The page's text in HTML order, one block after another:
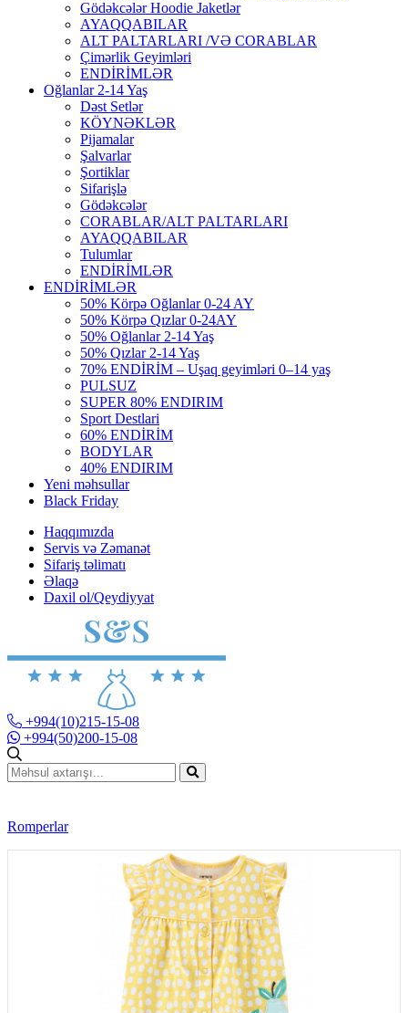
Gödəkcələr Hoodie Jaketlər
AYAQQABILAR
ALT PALTARLARI /VƏ CORABLAR
Çimərlik Geyimləri
ENDİRİMLƏR
Oğlanlar 2-14 Yaş
Dəst Setlər
KÖYNƏKLƏR
Pijamalar
Şalvarlar
Şortiklar
Sifarişlə
Gödəkcələr
CORABLAR/ALT PALTARLARI
AYAQQABILAR
Tulumlar
ENDİRİMLƏR
ENDİRİMLƏR
50% Körpə Oğlanlar 0-24 AY
50% Körpə Qızlar 0-24AY
50% Oğlanlar 2-14 Yaş
50% Qızlar 2-14 Yaş
70% ENDİRİM – Uşaq geyimləri 0–14 yaş
PULSUZ
SUPER 80% ENDIRIM
Sport Destlari
60% ENDİRİM
BODYLAR
40% ENDIRIM
Yeni məhsullar
Black Friday
Haqqımızda
Servis və Zəmanət
Sifariş təlimatı
Əlaqə
Daxil ol/Qeydiyyat
+994(10)215-15-08
+994(50)200-15-08
Romperlar